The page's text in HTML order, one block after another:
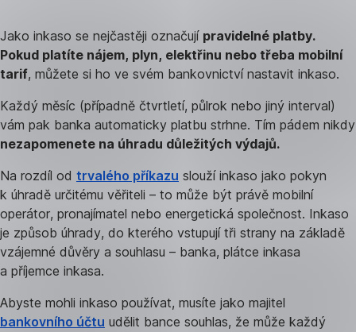
Jako inkaso se nejčastěji označují pravidelné platby.
Pokud platíte nájem, plyn, elektřinu nebo třeba mobilní
tarif, můžete si ho ve svém bankovnictví nastavit inkaso.
Každý měsíc (případně čtvrtletí, půlrok nebo jiný interval)
vám pak banka automaticky platbu strhne. Tím pádem nikdy
nezapomenete na úhradu důležitých výdajů.
Na rozdíl od trvalého příkazu slouží inkaso jako pokyn
k úhradě určitému věřiteli – to může být právě mobilní
operátor, pronajímatel nebo energetická společnost. Inkaso
je způsob úhrady, do kterého vstupují tři strany na základě
vzájemné důvěry a souhlasu – banka, plátce inkasa
a příjemce inkasa.
Abyste mohli inkaso používat, musíte jako majitel
bankovního účtu udělit bance souhlas, že může každý